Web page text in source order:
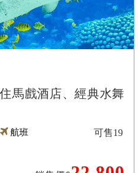
馬戲酒店、經典水舞
航班 可售19